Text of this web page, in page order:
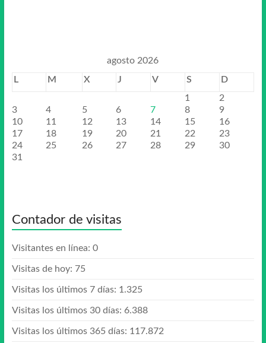
agosto 2026
L
M X J V S
D
1
2
3
4 5 6 7 8
9
10
11 12 13 14 15
16
17
18 19 20 21 22
23
24
25 26 27 28 29
30
31
Contador de visitas
Visitantes en línea: 0
Visitas de hoy: 75
Visitas los últimos 7 días: 1.325
Visitas los últimos 30 días: 6.388
Visitas los últimos 365 días: 117.872